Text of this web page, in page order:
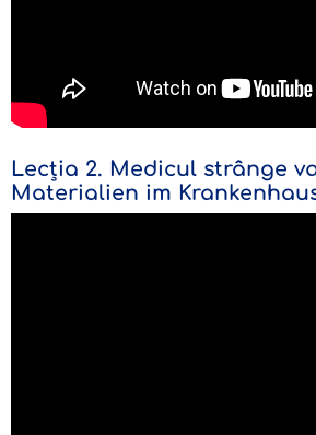
Lecția 2. Medicul strânge
Materialien im